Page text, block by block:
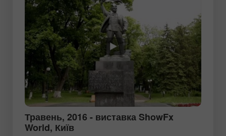
Травень, 2016 - виставка ShowFx
World, Київ